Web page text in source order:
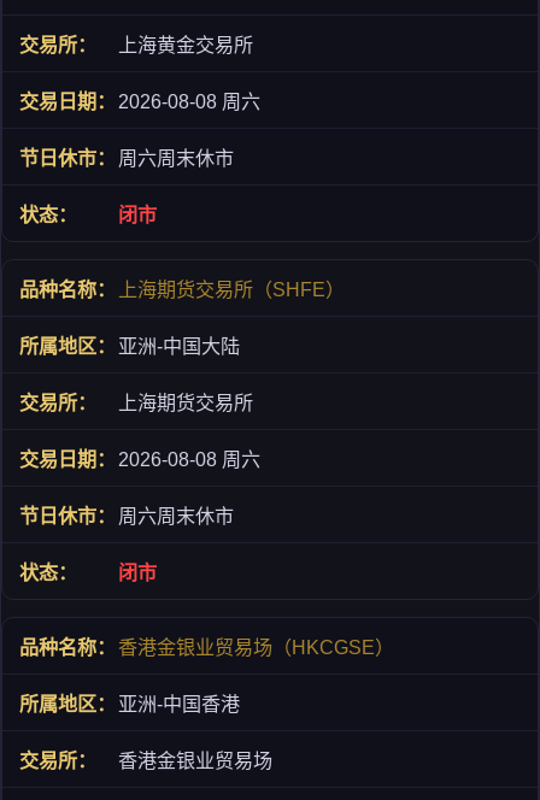
上海黄金交易所
2026-08-08 周六
周六周末休市
闭市
上海期货交易所（SHFE）
亚洲-中国大陆
上海期货交易所
2026-08-08 周六
周六周末休市
闭市
香港金银业贸易场（HKCGSE）
亚洲-中国香港
香港金银业贸易场